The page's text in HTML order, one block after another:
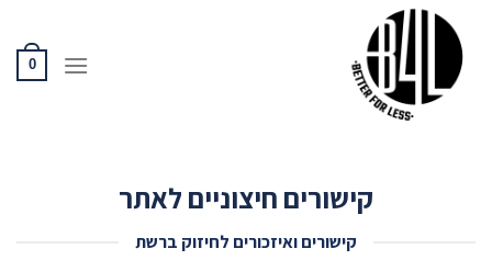
content
0
קישורים חיצוניים לאתר
קישורים ואיזכורים לחיזוק ברשת